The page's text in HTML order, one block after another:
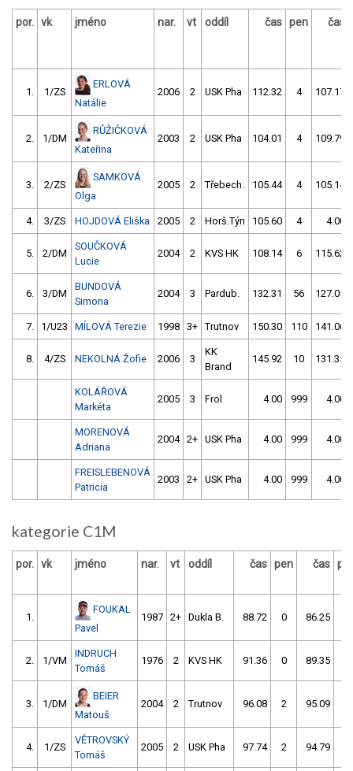
por. vk jméno nar. vt oddíl čas pen čas
1. 1/ZS
ERLOVÁ
Natálie
2006 2 USK Pha 112.32 4 107.17
2. 1/DM
RŮŽIČKOVÁ
Kateřina
2003 2 USK Pha 104.01 4 109.79
3. 2/ZS
SAMKOVÁ
Olga
2005 2 Třebech. 105.44 4 105.14
4. 3/ZS HOJDOVÁ Eliška 2005 2 Horš.Týn 105.60 4 4.00
5. 2/DM
SOUČKOVÁ
Lucie
2004 2 KVS HK 108.14 6 115.62
6. 3/DM
BUNDOVÁ
Simona
2004 3 Pardub. 132.31 56 127.05
7. 1/U23 MÍLOVÁ Terezie 1998 3+ Trutnov 150.30 110 141.06
8. 4/ZS NEKOLNÁ Žofie 2006 3
KK
Brand
145.92 10 131.35
KOLÁŘOVÁ
Markéta
2005 3 Frol 4.00 999 4.00
MORENOVÁ
Adriana
2004 2+ USK Pha 4.00 999 4.00
FREISLEBENOVÁ
Patricia
2003 2+ USK Pha 4.00 999 4.00
kategorie C1M
por. vk jméno nar. vt oddíl čas pen čas
1.
FOUKAL
Pavel
1987 2+ Dukla B. 88.72 0 86.25
2. 1/VM
INDRUCH
Tomáš
1976 2 KVS HK 91.36 0 89.35
3. 1/DM
BEIER
Matouš
2004 2 Trutnov 96.08 2 95.09
4. 1/ZS
VĚTROVSKÝ
Tomáš
2005 2 USK Pha 97.74 2 94.79